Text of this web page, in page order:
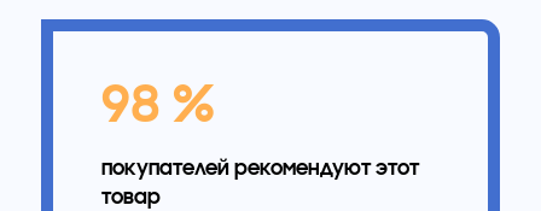
98 %
покупателей рекомендуют этот
товар